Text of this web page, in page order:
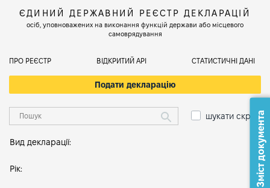
ЄДИНИЙ ДЕРЖАВНИЙ РЕЄСТР ДЕКЛАРАЦІЙ
осіб, уповноважених на виконання функцій держави або місцевого
самоврядування
ПРО РЕЄСТР ВІДКРИТИЙ АРІ СТАТИСТИЧНІ ДАНІ
Подати декларацію
шукати скрізь
Вид декларації:
Рік: Зміст документа